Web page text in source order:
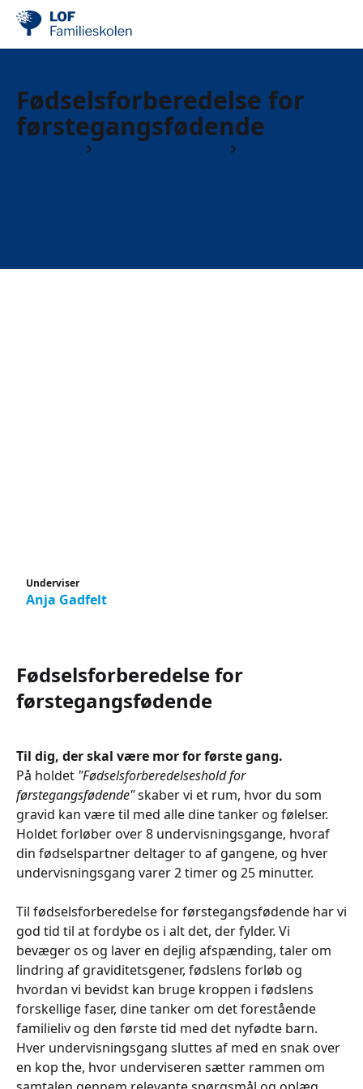
Fødselsforberedelse for
førstegangsfødende
Underviser
Anja Gadfelt
Fødselsforberedelse for
førstegangsfødende
Til dig, der skal være mor for første gang.
På holdet "Fødselsforberedelseshold for
førstegangsfødende"skaber vi et rum, hvor du som
gravid kan være til med alle dine tanker og følelser.
Holdet forløber over 8 undervisningsgange, hvoraf
din fødselspartner deltager to af gangene, og hver
undervisningsgang varer 2 timer og 25 minutter.
Til fødselsforberedelse for førstegangsfødende har vi
god tid til at fordybe os i alt det, der fylder. Vi
bevæger os og laver en dejlig afspænding, taler om
lindring af graviditetsgener, fødslens forløb og
hvordan vi bevidst kan bruge kroppen i fødslens
forskellige faser, dine tanker om det forestående
familieliv og den første tid med det nyfødte barn.
Hver undervisningsgang sluttes af med en snak over
en kop the, hvor underviseren sætter rammen om